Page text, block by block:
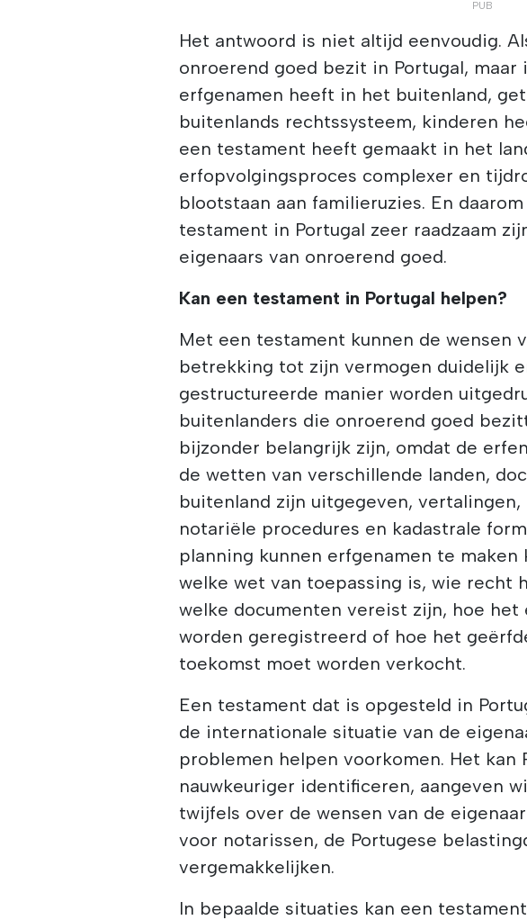
Het antwoord is niet altijd eenvoudig.
onroerend goed bezit in Portugal, maar
erfgenamen heeft in het buitenland,
buitenlands rechtssysteem, kinderen
een testament heeft gemaakt in het
erfopvolgingsproces complexer en
blootstaan aan familieruzies. En
testament in Portugal zeer raadzaam
eigenaars van onroerend goed.
Kan een testament in Portugal helpen?
Met een testament kunnen de wensen
betrekking tot zijn vermogen duidelijk
gestructureerde manier worden
buitenlanders die onroerend goed
bijzonder belangrijk zijn, omdat de
de wetten van verschillende landen,
buitenland zijn uitgegeven,
notariële procedures en kadastrale
planning kunnen erfgenamen te
welke wet van toepassing is, wie recht
welke documenten vereist zijn, hoe het
worden geregistreerd of hoe het
toekomst moet worden verkocht.
Een testament dat is opgesteld in
de internationale situatie van de
problemen helpen voorkomen. Het kan
nauwkeuriger identificeren, aangeven
twijfels over de wensen van de
voor notarissen, de Portugese
vergemakkelijken.
In bepaalde situaties kan een